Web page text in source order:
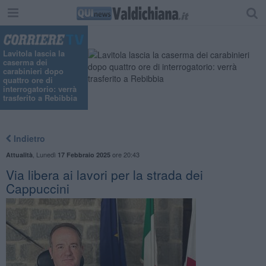
Lavitola lascia la
caserma dei
carabinieri dopo
quattro ore di
interrogatorio: verrà
trasferito a Rebibbia
Indietro
Attualità Lunedì 17 Febbraio 2025ore 20:43
Via libera ai lavori per la strada dei
Cappuccini